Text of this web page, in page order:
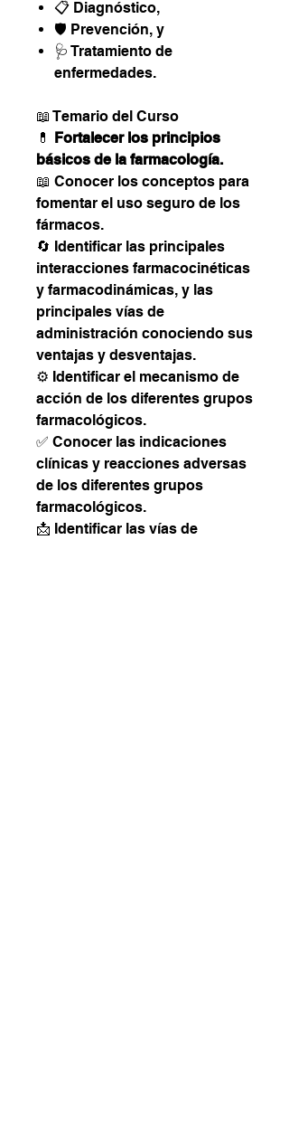
📋 Diagnóstico,
🛡️ Prevención, y
🩺 Tratamiento de
enfermedades.
📖 Temario del Curso
💊 Fortalecer los principios
básicos de la farmacología.
📖 Conocer los conceptos para
fomentar el uso seguro de los
fármacos.
🔄 Identificar las principales
interacciones farmacocinéticas
y farmacodinámicas, y las
principales vías de
administración conociendo sus
ventajas y desventajas.
⚙️ Identificar el mecanismo de
acción de los diferentes grupos
farmacológicos.
✅ Conocer las indicaciones
clínicas y reacciones adversas
de los diferentes grupos
farmacológicos.
📩 Identificar las vías de